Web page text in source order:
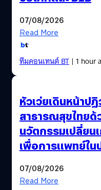
07/08/2026
Read More
ทีมคอนเทนต์ BT| 1 hour
หัวเว่ยเดินหน้าป
สาธารณสุขไทยด้
นวัตกรรมเปลี่ยน
เพื่อการแพทย์ใน
07/08/2026
Read More